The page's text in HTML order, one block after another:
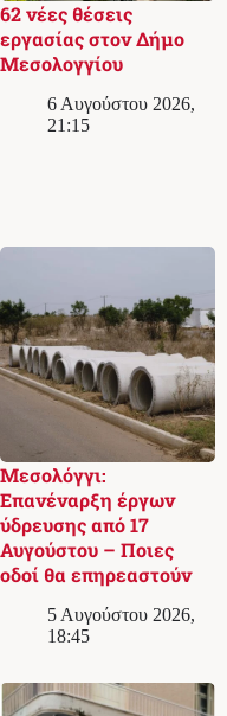
62 νέες θέσεις
εργασίας στον Δήμο
Μεσολογγίου
6 Αυγούστου 2026,
21:15
Μεσολόγγι:
Επανέναρξη έργων
ύδρευσης από 17
Αυγούστου – Ποιες
οδοί θα επηρεαστούν
5 Αυγούστου 2026,
18:45